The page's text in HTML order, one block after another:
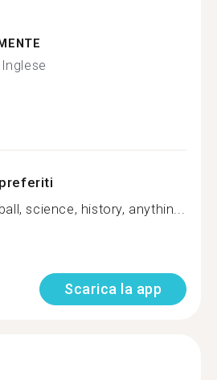
Inglese
science, history, anythin...
Scarica la app